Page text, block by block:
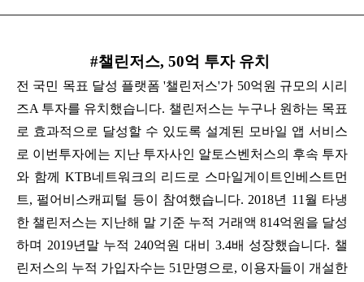
#챌린저스, 50억 투자 유치
전 국민 목표 달성 플랫폼 '챌린저스'가 50억원 규모의 시리
즈A 투자를 유치했습니다. 챌린저스는 누구나 원하는 목표
로 효과적으로 달성할 수 있도록 설계된 모바일 앱 서비스
로 이번투자에는 지난 투자사인 알토스벤처스의 후속 투자
와 함께 KTB네트워크의 리드로 스마일게이트인베스트먼
트, 펄어비스캐피털 등이 참여했습니다. 2018년 11월 타냉
한 챌린저스는 지난해 말 기준 누적 거래액 814억원을 달성
하며 2019년말 누적 240억원 대비 3.4배 성장했습니다. 챌
린저스의 누적 가입자수는 51만명으로, 이용자들이 개설한